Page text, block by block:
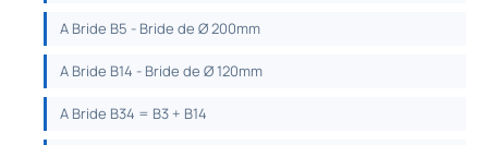
A Bride B5 - Bride de Ø 200mm
A Bride B14 - Bride de Ø 120mm
A Bride B34 = B3 + B14